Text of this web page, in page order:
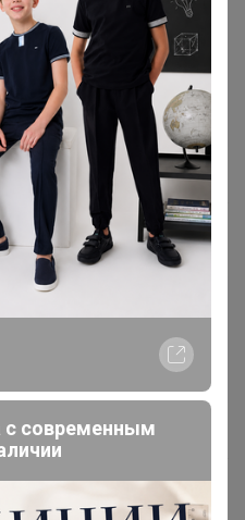
же с синхронизацией
приложение работает.
на корпусе сколы.
не получилось, вручную,
Ситуацию можем
ремешок 😊
с современным